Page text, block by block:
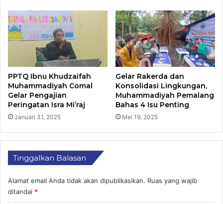
PPTQ Ibnu Khudzaifah
Muhammadiyah Comal
Gelar Pengajian
Peringatan Isra Mi’raj
Januari 31, 2025
Gelar Rakerda dan
Konsolidasi Lingkungan,
Muhammadiyah Pemalang
Bahas 4 Isu Penting
Mei 19, 2025
Tinggalkan Balasan
Alamat email Anda tidak akan dipublikasikan. Ruas yang wajib
ditandai *